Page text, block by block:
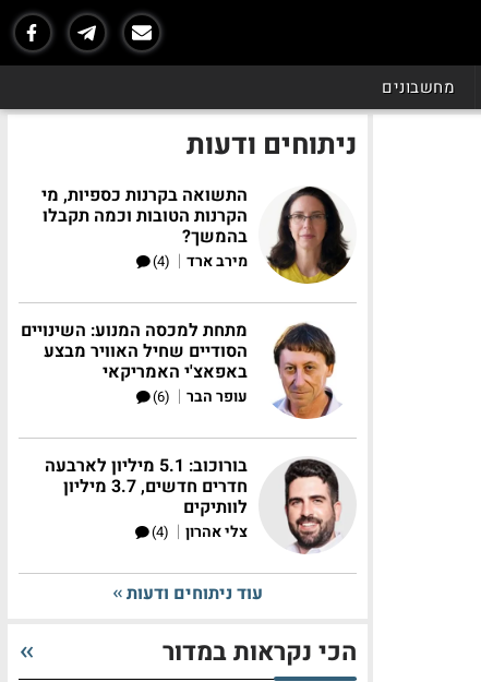
מחשבונים
ניתוחים ודעות
התשואה בקרנות כספיות, מי
הקרנות הטובות וכמה תקבלו
בהמשך?
מירב ארד |
(4)
מתחת למכסה המנוע: השינויים
הסודיים שחיל האוויר מבצע
באפאצ'י האמריקאי
עופר הבר |
(6)
בורוכוב: 5.1 מיליון לארבעה
חדרים חדשים, 3.7 מיליון
לוותיקים
צלי אהרון |
(4)
עוד ניתוחים ודעות
הכי נקראות במדור